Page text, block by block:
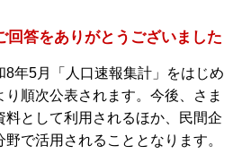
回答をありがとうございました
8年5月「人口速報集計」をはじめ
順次公表されます。今後、さま
料として利用されるほか、民間企
で活用されることとなります。